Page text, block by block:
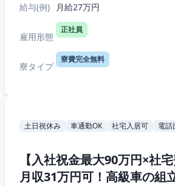
給与(例) 月給27万円
雇用形態
正社員
寮タイプ
寮費完全無料
土日祝休み 車通勤OK 社宅入居可 電話
【入社祝金最大90万円×社
月収31万円可！高級車の組